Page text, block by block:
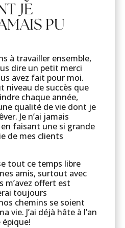
JE
PU
à travailler ensemble,
dire un petit merci
avez fait pour moi.
niveau de succès que
chaque année,
qualité de vie dont je
Je n’ai jamais
faisant une si grande
de mes clients
tout ce temps libre
amis, surtout avec
m’avez offert est
toujours
chemins se soient
vie. J’ai déjà hâte à l’an
épique!